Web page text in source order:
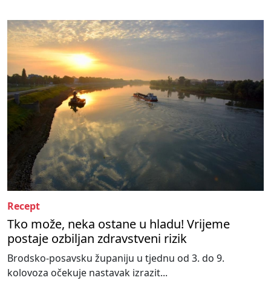
Recept
Tko može, neka ostane u hladu! Vrijeme
postaje ozbiljan zdravstveni rizik
Brodsko-posavsku županiju u tjednu od 3. do 9.
kolovoza očekuje nastavak izrazit...